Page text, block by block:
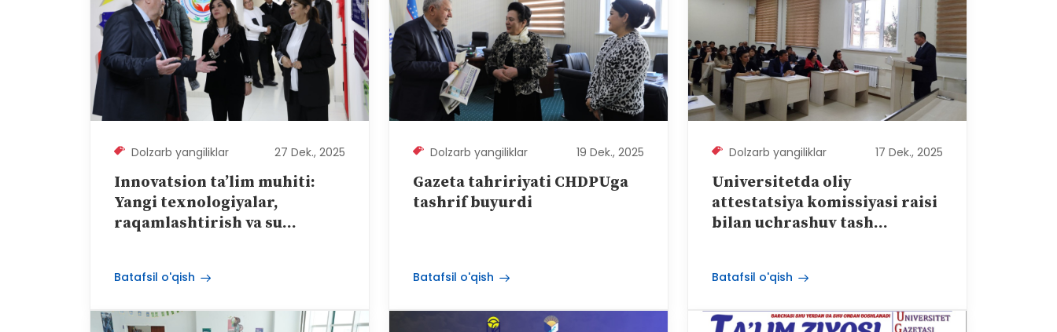
Dolzarb yangiliklar 27 Dek., 2025
Innovatsion ta’lim muhiti:
Yangi texnologiyalar,
raqamlashtirish va su...
Batafsil o'qish
Dolzarb yangiliklar 19 Dek., 2025
Gazeta tahririyati CHDPUga
tashrif buyurdi
Batafsil o'qish
Dolzarb yangiliklar 17 Dek., 2025
Universitetda oliy
attestatsiya komissiyasi raisi
bilan uchrashuv tash...
Batafsil o'qish